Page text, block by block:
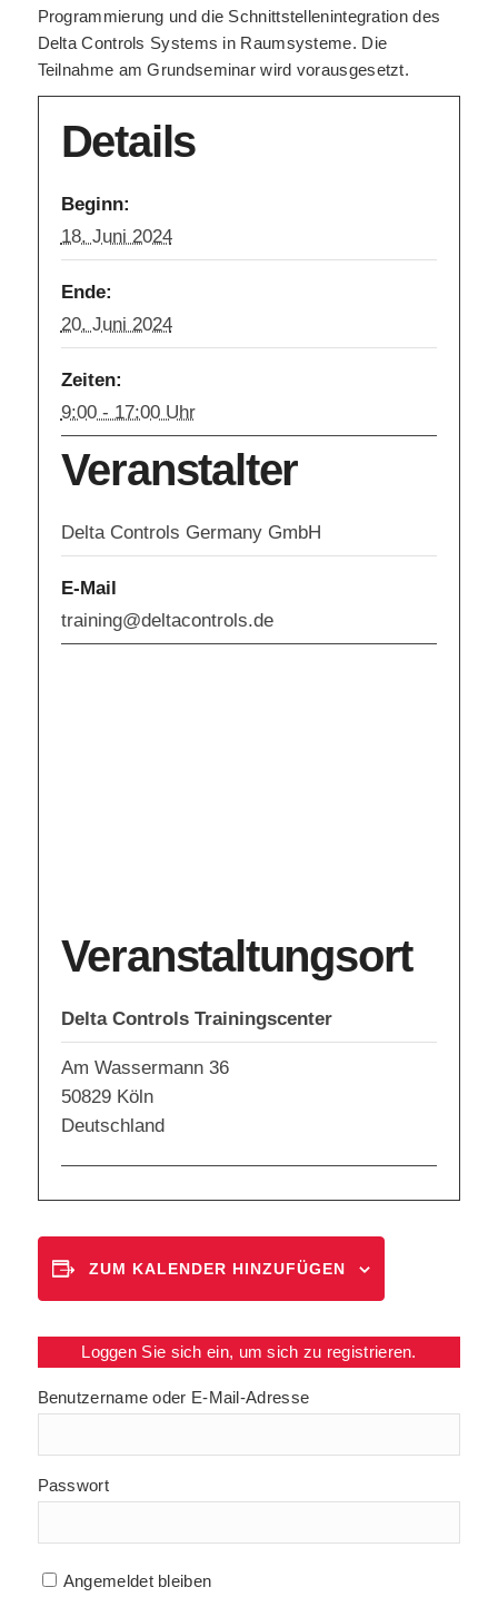
Programmierung und die Schnittstellenintegration des
Delta Controls Systems in Raumsysteme. Die
Teilnahme am Grundseminar wird vorausgesetzt.
Details
Beginn:
18. Juni 2024
Ende:
20. Juni 2024
Zeiten:
9:00 - 17:00 Uhr
Veranstalter
Delta Controls Germany GmbH
E-Mail
training@deltacontrols.de
Veranstaltungsort
Delta Controls Trainingscenter
Am Wassermann 36
50829 Köln
Deutschland
ZUM KALENDER HINZUFÜGEN
Loggen Sie sich ein, um sich zu registrieren.
Benutzername oder E-Mail-Adresse
Passwort
Angemeldet bleiben